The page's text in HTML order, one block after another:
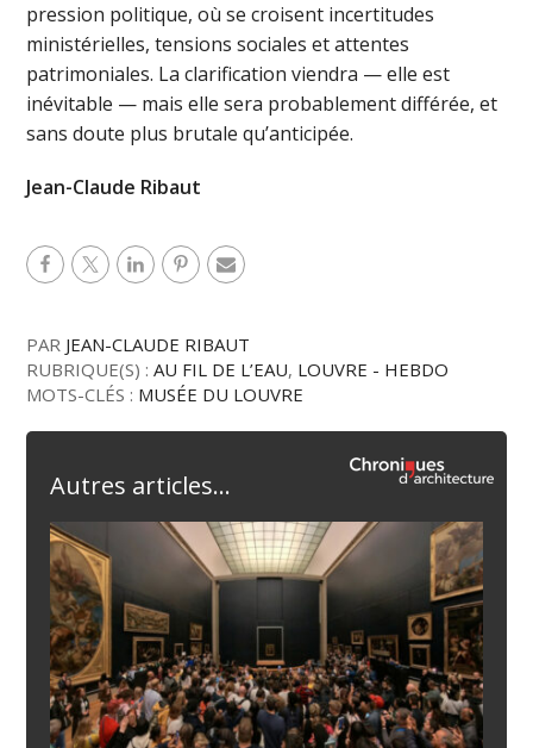
pression politique, où se croisent incertitudes
ministérielles, tensions sociales et attentes
patrimoniales. La clarification viendra — elle est
inévitable — mais elle sera probablement différée, et
sans doute plus brutale qu’anticipée.
Jean-Claude Ribaut
PAR JEAN-CLAUDE RIBAUT
RUBRIQUE(S) :AU FIL DE L’EAU, LOUVRE - HEBDO
MOTS-CLÉS : MUSÉE DU LOUVRE
Autres articles...